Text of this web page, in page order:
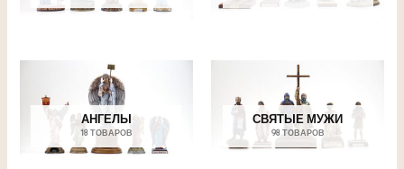
АНГЕЛЫ
18 ТОВАРОВ
СВЯТЫЕ МУЖИ
98 ТОВАРОВ